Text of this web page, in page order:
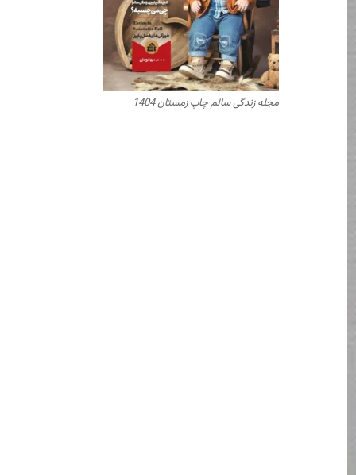
مجله زندگی سالم چاپ زمستان 1404